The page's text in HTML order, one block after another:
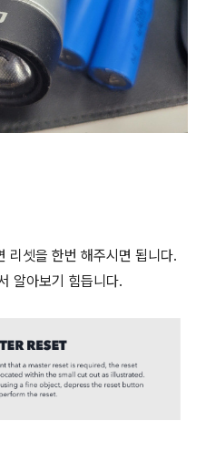
리셋을 한번 해주시면 됩니다.
알아보기 힘듭니다.